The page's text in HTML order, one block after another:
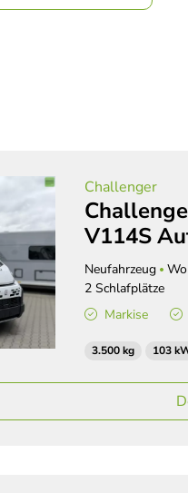
Challenger
V114S
Neufahrzeug
2 Schlafplätze
Markise
3.500 kg 103